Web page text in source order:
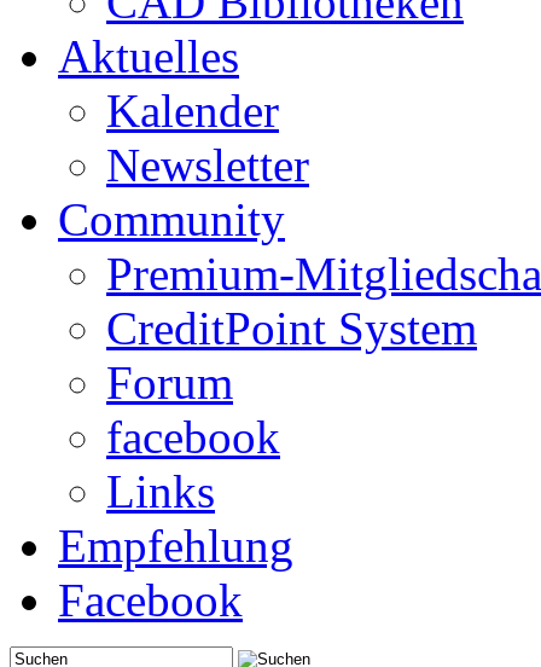
Aktuelles
Kalender
Newsletter
Community
Premium-
CreditPoint System
Forum
facebook
Links
Empfehlung
Facebook